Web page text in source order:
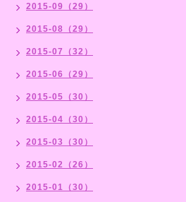
2015-09（29）
2015-08（29）
2015-07（32）
2015-06（29）
2015-05（30）
2015-04（30）
2015-03（30）
2015-02（26）
2015-01（30）